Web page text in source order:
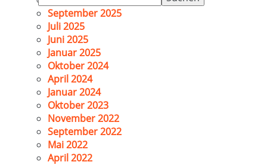
nach:
September 2025
Juli 2025
Juni 2025
Januar 2025
Oktober 2024
April 2024
Januar 2024
Oktober 2023
November 2022
September 2022
Mai 2022
April 2022